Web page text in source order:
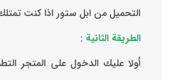
التحميل من ابل ستور اذا كنت
الطريقة الثانية :
‏أولا عليك الدخول على المتجر